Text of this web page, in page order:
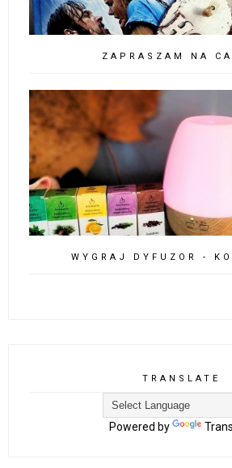
ZAPRASZAM NA
WYGRAJ DYFUZOR -
TRANSLATE
Powered by